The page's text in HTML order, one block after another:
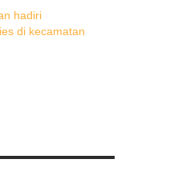
hadiri
di kecamatan